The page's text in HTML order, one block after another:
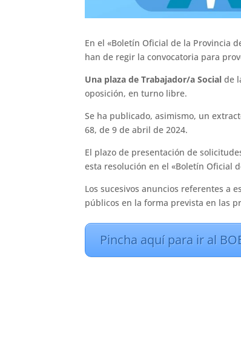
En el «Boletín Oficial de la Provincia
han de regir la convocatoria para
Una plaza de Trabajador/a Socialde
oposición, en turno libre.
Se ha publicado, asimismo, un
68, de 9 de abril de 2024.
El plazo de presentación de
esta resolución en el «Boletín Oficial
Los sucesivos anuncios referentes a
públicos en la forma prevista en las
Pincha aquí para ir al